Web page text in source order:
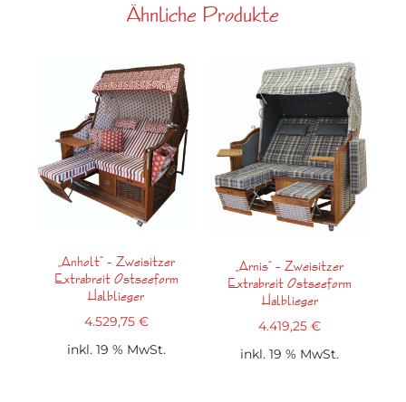
Ähnliche Produkte
„Anholt“ – Zweisitzer
Extrabreit Ostseeform
Halblieger
4.529,75 €
inkl. 19 % MwSt.
„Arnis“ – Zweisitzer
Extrabreit Ostseeform
Halblieger
4.419,25€
inkl. 19 % MwSt.